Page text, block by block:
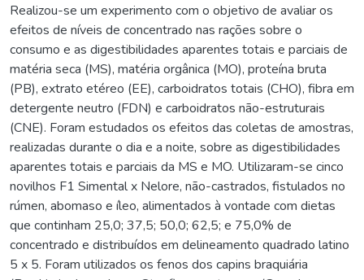
Realizou-se um experimento com o objetivo de avaliar os
efeitos de níveis de concentrado nas rações sobre o
consumo e as digestibilidades aparentes totais e parciais de
matéria seca (MS), matéria orgânica (MO), proteína bruta
(PB), extrato etéreo (EE), carboidratos totais (CHO), fibra em
detergente neutro (FDN) e carboidratos não-estruturais
(CNE). Foram estudados os efeitos das coletas de amostras,
realizadas durante o dia e a noite, sobre as digestibilidades
aparentes totais e parciais da MS e MO. Utilizaram-se cinco
novilhos F1 Simental x Nelore, não-castrados, fistulados no
rúmen, abomaso e íleo, alimentados à vontade com dietas
que continham 25,0; 37,5; 50,0; 62,5; e 75,0% de
concentrado e distribuídos em delineamento quadrado latino
5 x 5. Foram utilizados os fenos dos capins braquiária